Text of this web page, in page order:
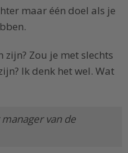
maar één doel als je
zijn? Zou je met slechts
Ik denk het wel. Wat
van de